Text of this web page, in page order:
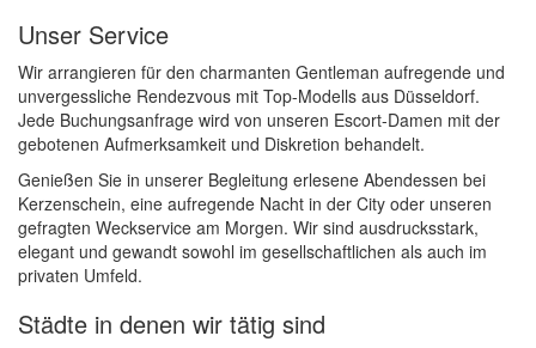
Unser Service
Wir arrangieren für den charmanten Gentleman aufregende und
unvergessliche Rendezvous mit Top-Modells aus Düsseldorf.
Jede Buchungsanfrage wird von unseren Escort-Damen mit der
gebotenen Aufmerksamkeit und Diskretion behandelt.
Genießen Sie in unserer Begleitung erlesene Abendessen bei
Kerzenschein, eine aufregende Nacht in der City oder unseren
gefragten Weckservice am Morgen. Wir sind ausdrucksstark,
elegant und gewandt sowohl im gesellschaftlichen als auch im
privaten Umfeld.
Städte in denen wir tätig sind